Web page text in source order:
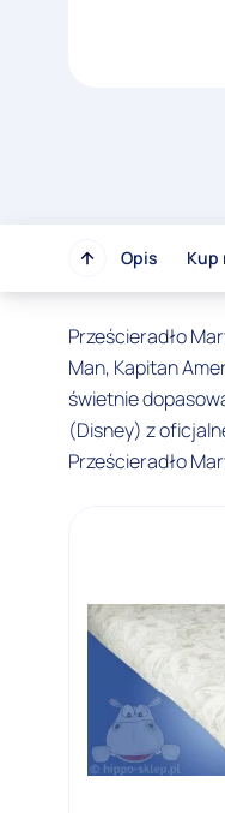
Opis Kup
Prześcieradło
Man, Kapitan
świetnie
(Disney) z
Prześcieradło